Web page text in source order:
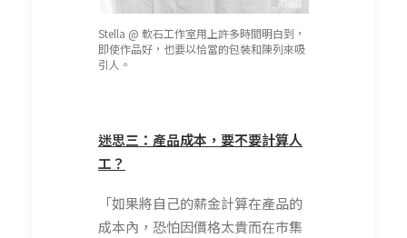
Stella @ 軟石工作室用上許多時間明白到，
即使作品好，也要以恰當的包裝和陳列來吸
引人。
迷思三：產品成本，要不要計算人
工？
「如果將自己的薪金計算在產品的
成本內，恐怕因價格太貴而在市集